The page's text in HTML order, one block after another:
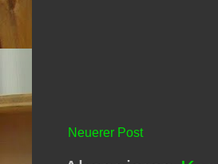
Neuerer Post